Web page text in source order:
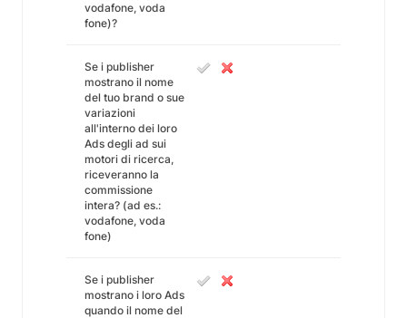
vodafone, voda
fone)?
Se i publisher
mostrano il nome
del tuo brand o sue
variazioni
all'interno dei loro
Ads degli ad sui
motori di ricerca,
riceveranno la
commissione
intera? (ad es.:
vodafone, voda
fone)
Se i publisher
mostrano i loro Ads
quando il nome del